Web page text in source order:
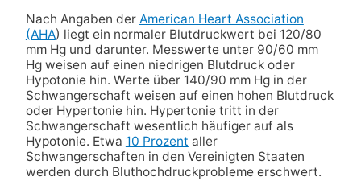
Nach Angaben der American Heart Association
(AHA) liegt ein normaler Blutdruckwert bei 120/80
mm Hg und darunter. Messwerte unter 90/60 mm
Hg weisen auf einen niedrigen Blutdruck oder
Hypotonie hin. Werte über 140/90 mm Hg in der
Schwangerschaft weisen auf einen hohen Blutdruck
oder Hypertonie hin. Hypertonie tritt in der
Schwangerschaft wesentlich häufiger auf als
Hypotonie. Etwa 10 Prozent aller
Schwangerschaften in den Vereinigten Staaten
werden durch Bluthochdruckprobleme erschwert.